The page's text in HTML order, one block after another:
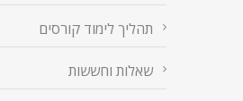
תהליך לימוד קורסים
שאלות וחששות